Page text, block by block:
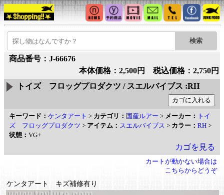
商品番号：J-66676
本体価格：2,500円 税込価格：2,750円
トイズ フロッグプロダクツ / スエルバイブス :RH
キーワード： ケンタアート > カテゴリ： 国産ルアー > メーカー： トイ
ズ フロッグプロダクツ > アイテム： スエルバイブス > カラー： RH >
状態： VG+
カゴを見る
カートが動かない場合は
こちらからどうぞ
ケンタアート キズ補修有り